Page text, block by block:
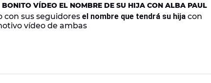
VÍDEO EL NOMBRE DE SU HIJA CON ALBA PAUL
sus seguidores el nombre que tendrá su hija con
vídeo de ambas